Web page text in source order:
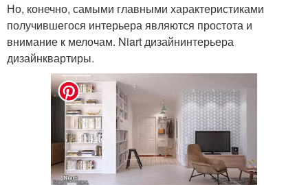
Но, конечно, самыми главными характеристиками
получившегося интерьера являются простота и
внимание к мелочам. Niart дизайнинтерьера
дизайнквартиры.